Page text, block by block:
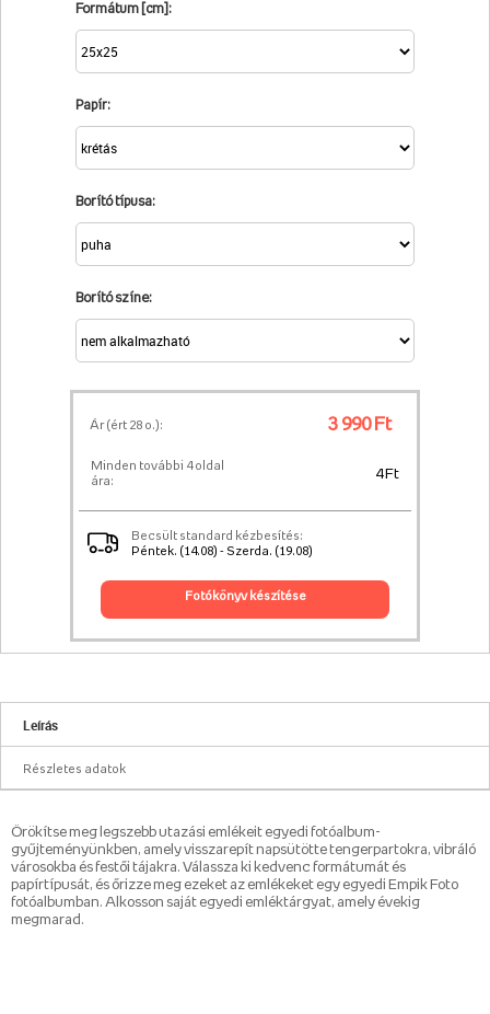
Formátum [cm]:
Papír:
Borító típusa:
Borító színe:
Ár (ért 28 o.): 3 990 Ft
Minden további 4 oldal
ára:
4 Ft
Becsült standard kézbesítés:
Péntek. (14.08) - Szerda. (19.08)
fotókönyv készítése
Leírás
Részletes adatok
Örökítse meg legszebb utazási emlékeit egyedi fotóalbum-
gyűjteményünkben, amely visszarepít napsütötte tengerpartokra, vibráló
városokba és festői tájakra. Válassza ki kedvenc formátumát és
papírtípusát, és őrizze meg ezeket az emlékeket egy egyedi Empik Foto
fotóalbumban. Alkosson saját egyedi emléktárgyat, amely évekig
megmarad.